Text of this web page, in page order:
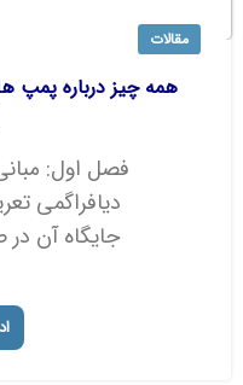
مقالات
همه چیز درباره پمپ
فصل اول:
دیافراگمی
جایگاه آن